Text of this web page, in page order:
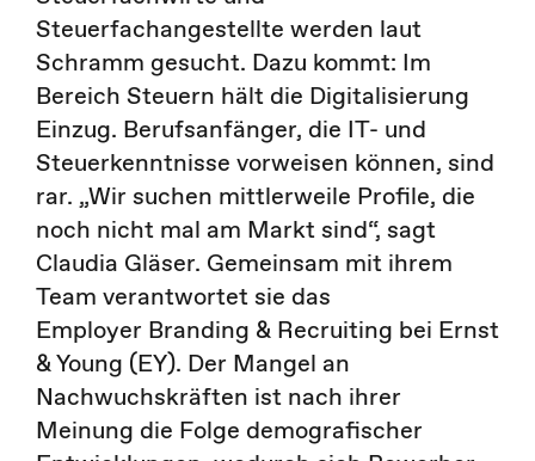
Steuerfachangestellte werden laut
Schramm gesucht. Dazu kommt: Im
Bereich Steuern hält die Digitalisierung
Einzug. Berufsanfänger, die IT- und
Steuerkenntnisse vorweisen können, sind
rar. „Wir suchen mittlerweile Profile, die
noch nicht mal am Markt sind“, sagt
Claudia Gläser. Gemeinsam mit ihrem
Team verantwortet sie das
Employer Branding & Recruiting bei Ernst
& Young (EY). Der Mangel an
Nachwuchskräften ist nach ihrer
Meinung die Folge demografischer